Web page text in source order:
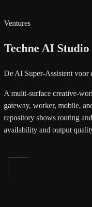
Ventures
Techne AI Studio
De AI Super-Assistent voor
A multi-surface creative-
gateway, worker, mobile,
repository shows routing
availability and output